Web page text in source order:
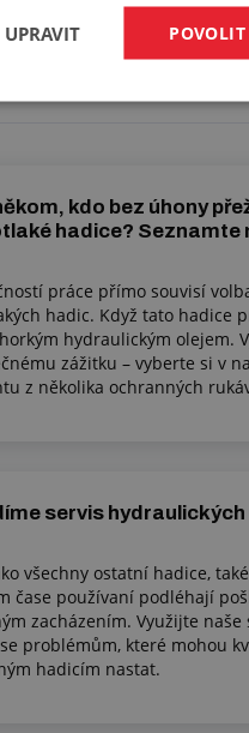
si
kdo bez úhony
hadice? Seznamte
práce přímo souvisí
hadic. Když tato hadice
hydraulickým olejem.
zážitku – vyberte si v
z několika ochranných
servis
všechny ostatní hadice,
čase používaní podléhají
zacházením. Využijte naše
problémům, které mohou
hadicím nastat.
POVOLIT
UPRAVIT